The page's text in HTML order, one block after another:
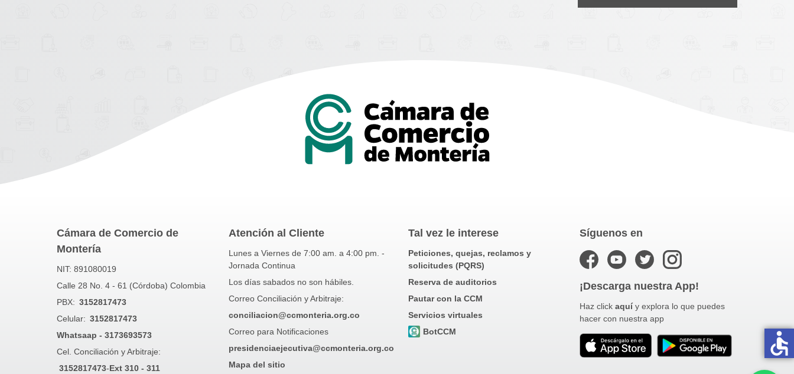
Cámara de Comercio de
Montería
NIT: 891080019
Calle 28 No. 4 - 61 (Córdoba) Colombia
PBX: 3152817473
Celular: 3152817473
Whatsaap - 3173693573
Cel. Conciliación y Arbitraje:
3152817473-Ext 310 - 311
Atención al Cliente
Lunes a Viernes de 7:00 am. a 4:00 pm. -
Jornada Continua
Los días sabados no son hábiles.
Correo Conciliación y Arbitraje:
conciliacion@ccmonteria.org.co
Correo para Notificaciones
presidenciaejecutiva@ccmonteria.org.co
Mapa del sitio
Tal vez le interese
Peticiones, quejas, reclamos y
solicitudes (PQRS)
Reserva de auditorios
Pautar con la CCM
Servicios virtuales
BotCCM
Síguenos en
¡Descarga nuestra App!
Haz clickaquíy explora lo que puedes
hacer con nuestra app
accessible